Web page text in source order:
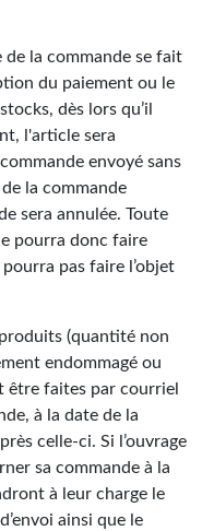
la commande se fait
du paiement ou le
dès lors qu’il
l'article sera
envoyé sans
la commande
sera annulée. Toute
pourra donc faire
pourra pas faire l’objet
(quantité non
endommagé ou
être faites par courriel
à la date de la
celle-ci. Si l’ouvrage
sa commande à la
à leur charge le
ainsi que le